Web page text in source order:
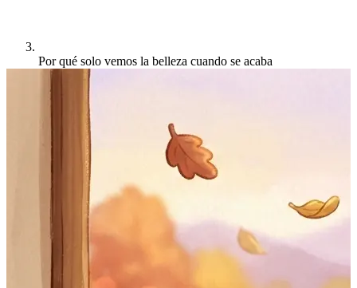
Por qué solo vemos la belleza cuando se acaba